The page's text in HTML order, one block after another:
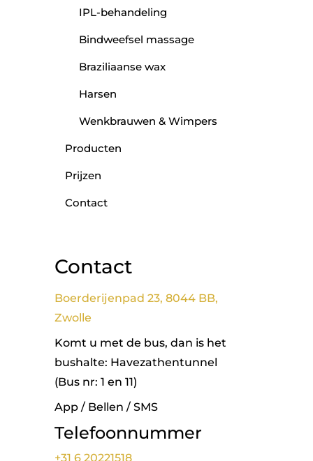
IPL-behandeling
Bindweefsel massage
Braziliaanse wax
Harsen
Wenkbrauwen & Wimpers
Producten
Prijzen
Contact
Contact
Boerderijenpad 23, 8044 BB,
Zwolle
Komt u met de bus, dan is het
bushalte: Havezathentunnel
(Bus nr: 1 en 11)
App / Bellen / SMS
Telefoonnummer
+31 6 20221518